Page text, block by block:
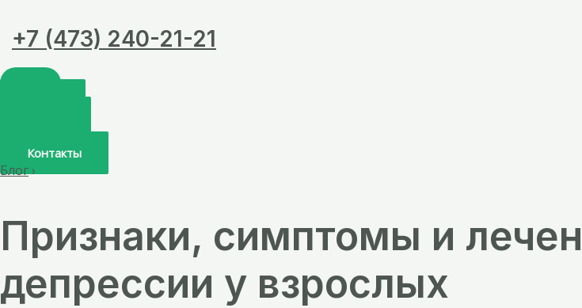
+7 (473) 240-21-21
Контакты
Блог›
Признаки, симптомы и
депрессии у взрослых